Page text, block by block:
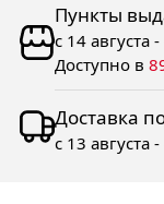
Пункты
с 14 августа
Доступно в
Доставка
с 13 августа